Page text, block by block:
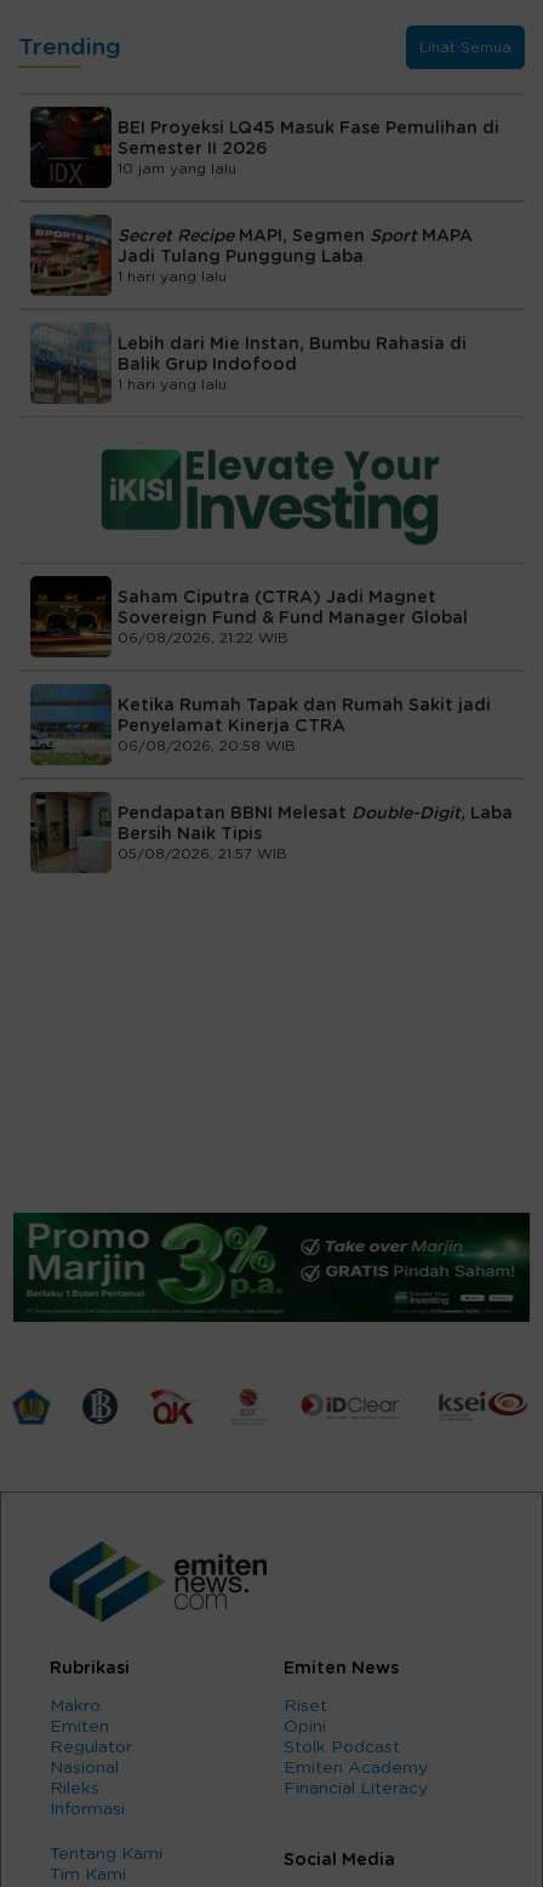
Trending Lihat Semua
BEI Proyeksi LQ45 Masuk Fase Pemulihan di
Semester II 2026
10 jam yang lalu
Secret RecipeMAPI, Segmen Sport MAPA
Jadi Tulang Punggung Laba
1 hari yang lalu
Lebih dari Mie Instan, Bumbu Rahasia di
Balik Grup Indofood
1 hari yang lalu
Saham Ciputra (CTRA) Jadi Magnet
Sovereign Fund & Fund Manager Global
06/08/2026, 21:22 WIB
Ketika Rumah Tapak dan Rumah Sakit jadi
Penyelamat Kinerja CTRA
06/08/2026, 20:58 WIB
Pendapatan BBNI Melesat Double-Digit, Laba
Bersih Naik Tipis
05/08/2026, 21:57 WIB
Rubrikasi
Makro
Emiten
Regulator
Nasional
Rileks
Informasi
Emiten News
Riset
Opini
Stolk Podcast
Emiten Academy
Financial Literacy
Tentang Kami
Tim Kami
Social Media